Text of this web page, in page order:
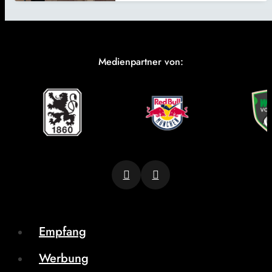
Medienpartner von:
Empfang
Werbung